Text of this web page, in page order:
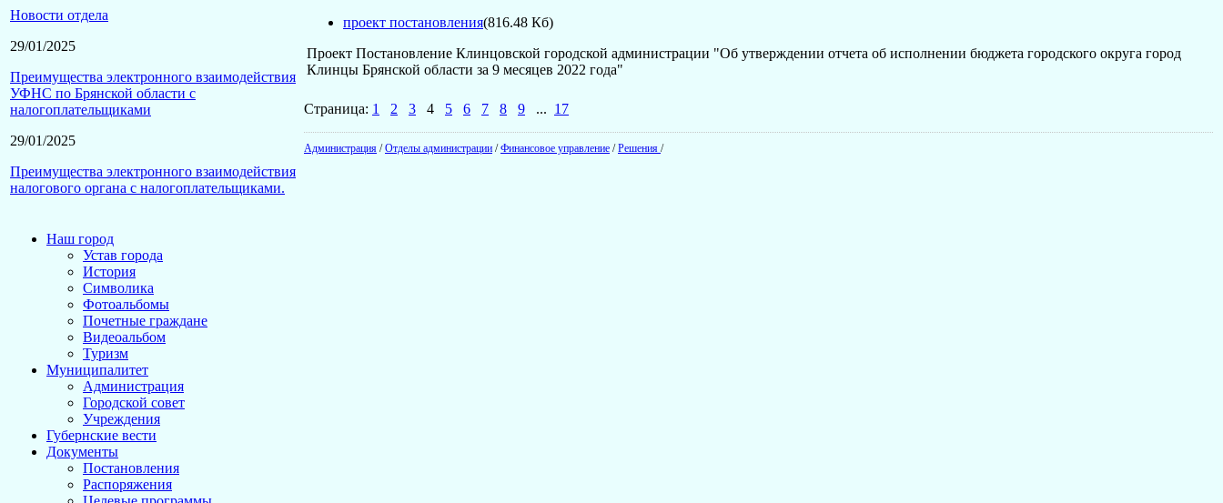
Новости отдела
29/01/2025
Преимущества электронного взаимодействия
УФНС по Брянской области с
налогоплательщиками
29/01/2025
Преимущества электронного взаимодействия
налогового органа с налогоплательщиками.
проект постановления(816.48 Кб)
Проект Постановление Клинцовской городской администрации "Об утверждении отчета об исполнении бюджета городского округа город
Клинцы Брянской области за 9 месяцев 2022 года"
Страница: 1 2 3 4 5 6 7 8 9 ... 17
Администрация /Отделы администрации /Финансовое управление /Решения /
Наш город
Устав города
История
Символика
Фотоальбомы
Почетные граждане
Видеоальбом
Туризм
Муниципалитет
Администрация
Городской совет
Учреждения
Губернские вести
Документы
Постановления
Распоряжения